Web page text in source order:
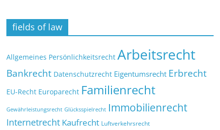
fields of law
Allgemeines Persönlichkeitsrecht Arbeitsrecht
Bankrecht Datenschutzrecht Eigentumsrecht Erbrecht
EU-Recht Europarecht Familienrecht
Gewährleistungsrecht Glücksspielrecht Immobilienrecht
Internetrecht Kaufrecht Luftverkehrsrecht